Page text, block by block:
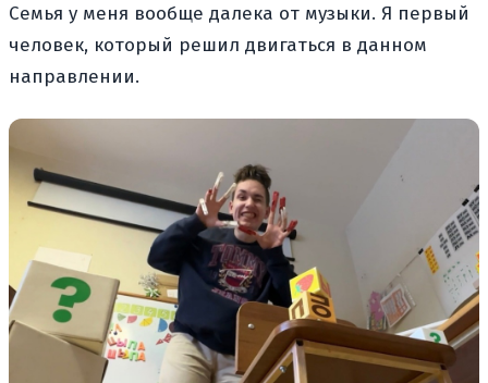
Семья у меня вообще далека от музыки. Я первый
человек, который решил двигаться в данном
направлении.